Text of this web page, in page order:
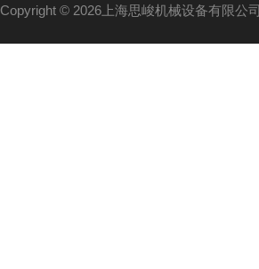
Copyright © 2026上海思峻机械设备有限公